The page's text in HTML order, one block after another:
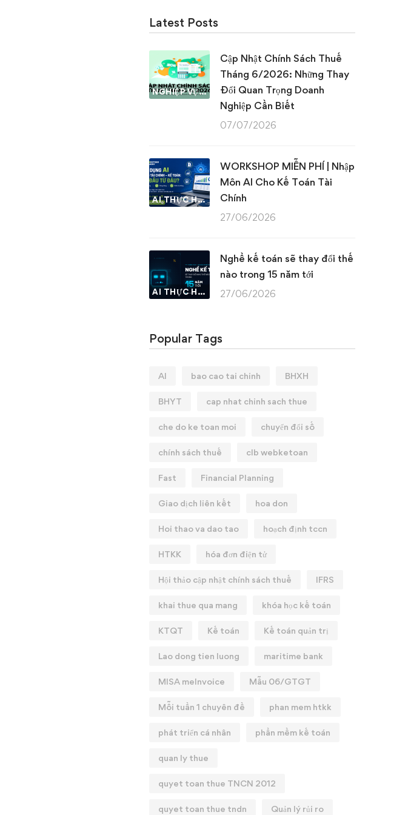
Latest Posts
NGHIỆP VỤ KẾ TOÁN & THUẾ
Cập Nhật Chính Sách Thuế
Tháng 6/2026: Những Thay
Đổi Quan Trọng Doanh
Nghiệp Cần Biết
07/07/2026
AI THỰC HÀNH
WORKSHOP MIỄN PHÍ | Nhập
Môn AI Cho Kế Toán Tài
Chính
27/06/2026
AI THỰC HÀNH
Nghề kế toán sẽ thay đổi thế
nào trong 15 năm tới
27/06/2026
Popular Tags
AI bao cao tai chinh BHXH
BHYT cap nhat chinh sach thue
che do ke toan moi chuyển đổi số
chính sách thuế clb webketoan
Fast Financial Planning
Giao dịch liên kết hoa don
Hoi thao va dao tao hoạch định tccn
HTKK hóa đơn điện tử
Hội thảo cập nhật chính sách thuế IFRS
khai thue qua mang khóa học kế toán
KTQT Kế toán Kế toán quản trị
Lao dong tien luong maritime bank
MISA meInvoice Mẫu 06/GTGT
Mỗi tuần 1 chuyên đề phan mem htkk
phát triển cá nhân phần mềm kế toán
quan ly thue
quyet toan thue TNCN 2012
quyet toan thue tndn Quản lý rủi ro